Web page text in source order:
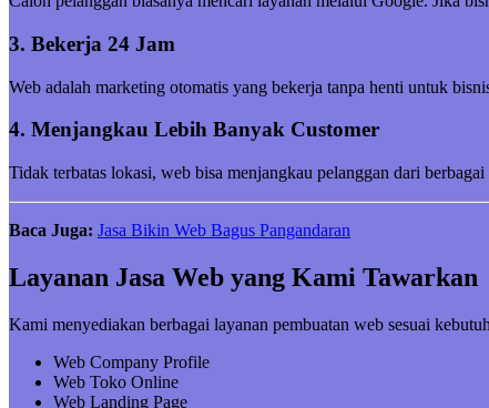
3. Bekerja 24 Jam
Web adalah marketing otomatis yang bekerja tanpa henti untuk
4. Menjangkau Lebih Banyak Customer
Tidak terbatas lokasi, web bisa menjangkau pelanggan dari berbagai
Baca Juga: Jasa Bikin Web Bagus Pangandaran
Layanan Jasa Web yang Kami Tawarkan
Kami menyediakan berbagai layanan pembuatan web sesuai
Web Company Profile
Web Toko Online
Web Landing Page